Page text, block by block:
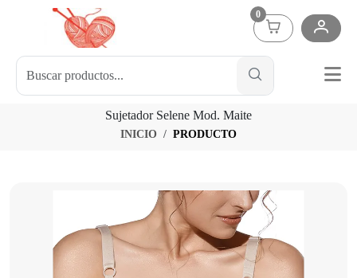
0
Sujetador Selene Mod. Maite
INICIO PRODUCTO